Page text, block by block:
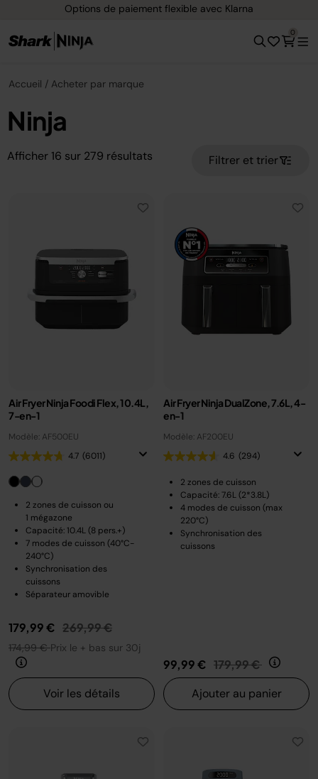
paiement flexible avec Klarna
0
Accueil Acheter par marque
Ninja
Afficher 16 sur 279 résultats Filtrer et trier
Air Fryer Ninja Foodi Flex, 10.4L,
7-en-1
Modèle: AF500EU
4.7 (6011)
2 zones de cuisson ou
1 mégazone
Capacité: 10.4L (8 pers.+)
7 modes de cuisson (40°C-
240°C)
Synchronisation des
cuissons
Séparateur amovible
179,99 € Prix réduit de
269,99 €au
174,99 €Prix le + bas sur 30j
Voir les détails
Air Fryer Ninja DualZone, 7.6L, 4-
en-1
Modèle: AF200EU
4.6 (294)
2 zones de cuisson
Capacité: 7.6L (2*3.8L)
4 modes de cuisson (max
220°C)
Synchronisation des
cuissons
99,99 € Prix réduit de
179,99 € au
Ajouter au panier